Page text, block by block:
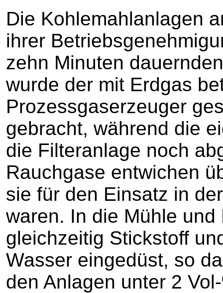
Die Kohlemahlanlagen
ihrer
zehn Minuten
wurde der mit Erdgas
Prozessgaserzeuger
gebracht, während die
die Filteranlage noch
Rauchgase entwichen
sie für den Einsatz in
waren. In die Mühle
gleichzeitig Stickstoff
Wasser eingedüst, so
den Anlagen unter 2